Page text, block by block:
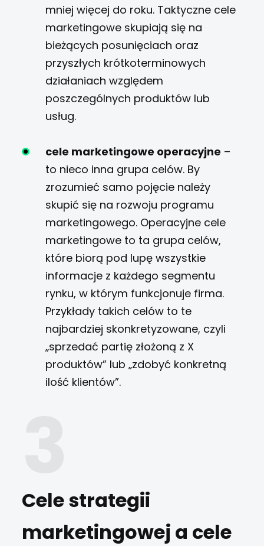
mniej więcej do roku. Taktyczne cele
marketingowe skupiają się na
bieżących posunięciach oraz
przyszłych krótkoterminowych
działaniach względem
poszczególnych produktów lub
usług.
cele marketingowe operacyjne –
to nieco inna grupa celów. By
zrozumieć samo pojęcie należy
skupić się na rozwoju programu
marketingowego. Operacyjne cele
marketingowe to ta grupa celów,
które biorą pod lupę wszystkie
informacje z każdego segmentu
rynku, w którym funkcjonuje firma.
Przykłady takich celów to te
najbardziej skonkretyzowane, czyli
„sprzedać partię złożoną z X
produktów” lub „zdobyć konkretną
ilość klientów”.
Cele strategii
marketingowej a cele